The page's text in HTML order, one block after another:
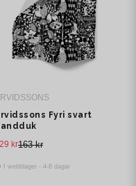
Fyri svart
163 kr
kr
I webblager - 4-8 dagar